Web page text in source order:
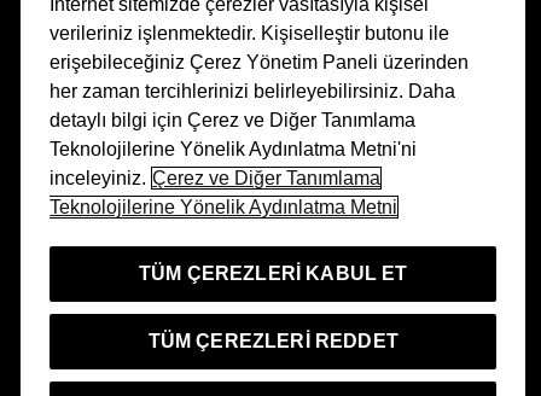
Divarese'de Popüler
Kadın Ayakkabı
Kadın Sneaker
Kadın Topuklu Ayakkabı
Kadın Çanta
Kadın Bot
Erkek Ayakkabı
Erkek Bot
Erkek Cüzdan
Erkek Terlik
Erkek Sneaker
Erkek Loafer
İnternet sitemizde çerezler vasıtasıyla kişisel
verileriniz işlenmektedir. Kişiselleştir butonu ile
erişebileceğiniz Çerez Yönetim Paneli üzerinden
her zaman tercihlerinizi belirleyebilirsiniz. Daha
detaylı bilgi için Çerez ve Diğer Tanımlama
Teknolojilerine Yönelik Aydınlatma Metni'ni
inceleyiniz. Çerez ve Diğer Tanımlama
Teknolojilerine Yönelik Aydınlatma Metni
TÜM ÇEREZLERI KABUL ET
TÜM ÇEREZLERI REDDET